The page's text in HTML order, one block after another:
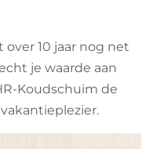
10 jaar nog net
je waarde aan
Koudschuim de